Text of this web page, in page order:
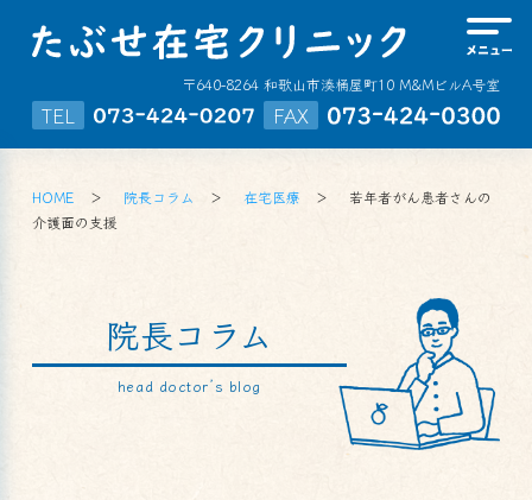
〒640-8264 和歌山市湊桶屋町10 M&MビルA号室
TEL FAX
HOME 院長コラム 在宅医療
若年者がん患者さんの
介護面の支援
院長コラム
head doctor’s blog